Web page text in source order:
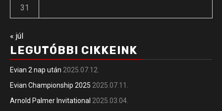
31
« júl
LEGUTÓBBI CIKKEINK
Evian 2 nap után 2025.07.12.
Evian Championship 2025 2025.07.11.
Arnold Palmer Invitational 2025.03.04.